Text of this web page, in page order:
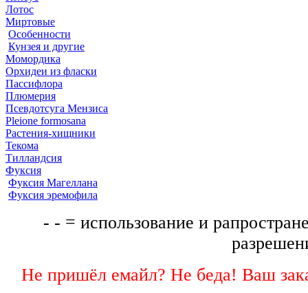
Лотос
Миртовые
Особенности
Кунзея и другие
Момордика
Орхидеи из фласки
Пассифлора
Плюмерия
Псевдотсуга Мензиса
Pleione formosana
Растения-хищники
Текома
Тилландсия
Фуксия
Фуксия Магеллана
Фуксия эремофила
- - = использование и
Не пришёл емайл? Не беда! Ваш